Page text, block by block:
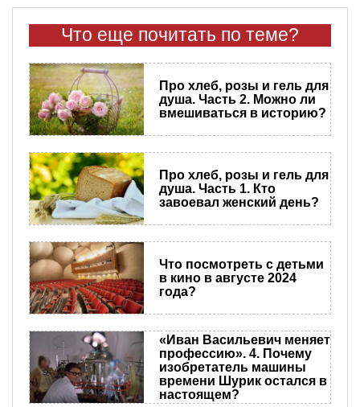
Что еще почитать по теме?
Про хлеб, розы и гель для
душа. Часть 2. Можно ли
вмешиваться в историю?
Про хлеб, розы и гель для
душа. Часть 1. Кто
завоевал женский день?
Что посмотреть с детьми
в кино в августе 2024
года?
«Иван Васильевич меняет
профессию». 4. Почему
изобретатель машины
времени Шурик остался в
настоящем?